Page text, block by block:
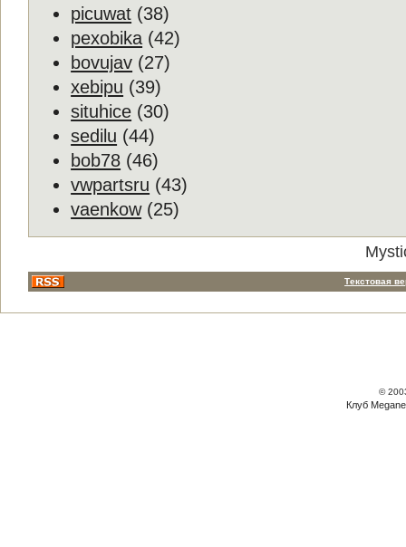
picuwat (38)
pexobika (42)
bovujav (27)
xebipu (39)
situhice (30)
sedilu (44)
bob78 (46)
vwpartsru (43)
vaenkow(25)
Текстовая
©
Клуб